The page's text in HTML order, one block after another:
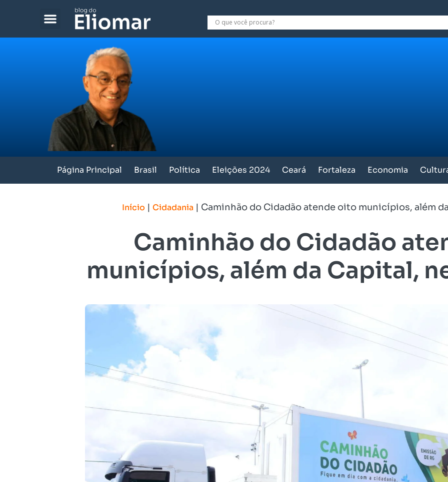
Página Principal Brasil Política Eleições 2024 Ceará Fortaleza Economia
Início | Cidadania | Caminhão do Cidadão atende oito municípios, além
Caminhão do Cidadão
municípios, além da Capital,